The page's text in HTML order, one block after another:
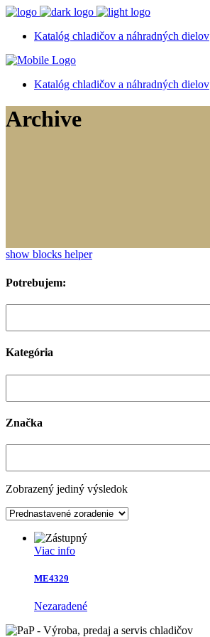
Katalóg chladičov a náhradných dielov
Katalóg chladičov a náhradných dielov
Archive
show blocks helper
Potrebujem:
Kategória
Značka
Zobrazený jediný výsledok
Viac info
ME4329
Nezaradené